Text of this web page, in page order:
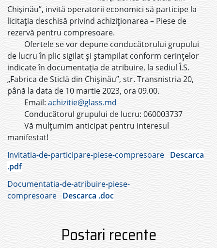
Chișinău”, invită operatorii economici să participe la
licitația deschisă privind achiziționarea – Piese de
rezervă pentru compresoare.
Ofertele se vor depune conducătorului grupului
de lucru în plic sigilat și ștampilat conform cerințelor
indicate în documentația de atribuire, la sediul Î.S.
„Fabrica de Sticlă din Chișinău”, str. Transnistria 20,
până la data de 10 martie 2023, ora 09.00.
Email: achizitie@glass.md
Conducătorul grupului de lucru: 060003737
Vă mulțumim anticipat pentru interesul
manifestat!
Invitatia-de-participare-piese-compresoare Descarca
.pdf
Documentatia-de-atribuire-piese-
compresoare Descarca .doc
Postari recente